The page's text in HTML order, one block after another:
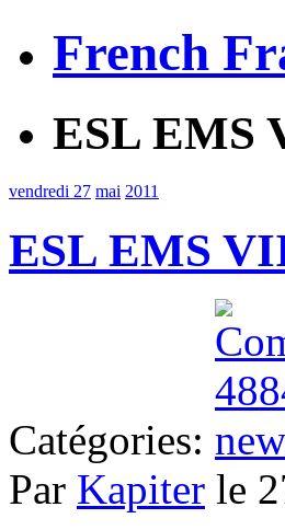
French
ESL EMS
vendredi 27 mai 2011
ESL EMS
Catégories:
Par Kapiter le